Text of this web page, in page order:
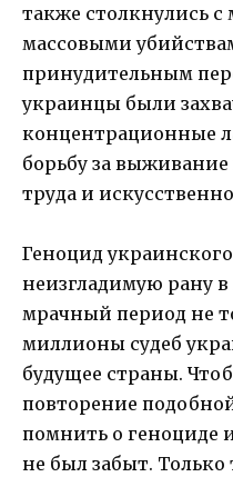
также столкнулись
массовыми
принудительным
украинцы были
концентрационные
борьбу за выживание
труда и
Геноцид
неизгладимую рану
мрачный период не
миллионы судеб
будущее страны.
повторение
помнить о геноциде
не был забыт.